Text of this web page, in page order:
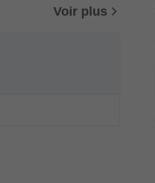
Voir plus